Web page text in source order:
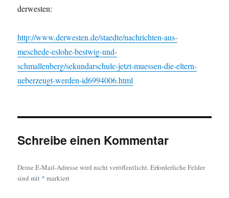
derwesten:
http://www.derwesten.de/staedte/nachrichten-aus-
meschede-eslohe-bestwig-und-
schmallenberg/sekundarschule-jetzt-muessen-die-eltern-
ueberzeugt-werden-id6994006.html
Schreibe einen Kommentar
Deine E-Mail-Adresse wird nicht veröffentlicht.Erforderliche Felder
sind mit * markiert